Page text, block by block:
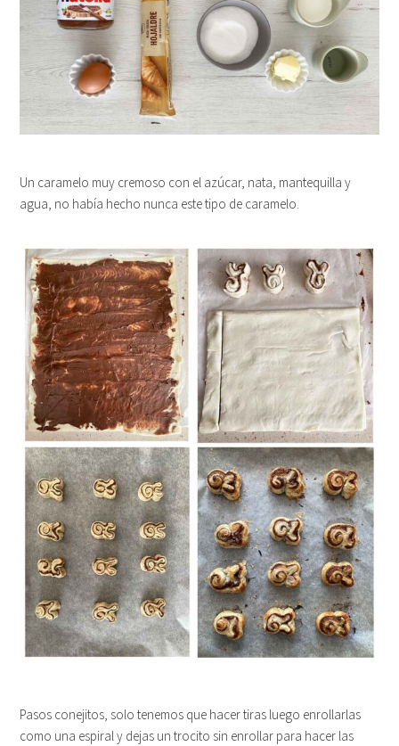
Un caramelo muy cremoso con el azúcar, nata, mantequilla y
agua, no había hecho nunca este tipo de caramelo.
Pasos conejitos, solo tenemos que hacer tiras luego enrollarlas
como una espiral y dejas un trocito sin enrollar para hacer las